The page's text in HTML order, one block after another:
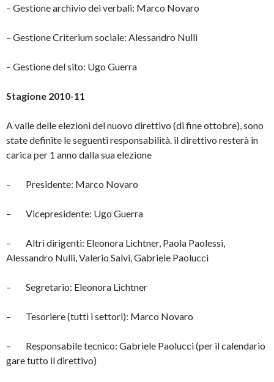
– Gestione archivio dei verbali: Marco Novaro
– Gestione Criterium sociale: Alessandro Nulli
– Gestione del sito: Ugo Guerra
Stagione 2010-11
A valle delle elezioni del nuovo direttivo (di fine ottobre), sono
state definite le seguenti responsabilità. il direttivo resterà in
carica per 1 anno dalla sua elezione
– Presidente: Marco Novaro
– Vicepresidente: Ugo Guerra
– Altri dirigenti: Eleonora Lichtner, Paola Paolessi,
Alessandro Nulli, Valerio Salvi, Gabriele Paolucci
– Segretario: Eleonora Lichtner
– Tesoriere (tutti i settori): Marco Novaro
– Responsabile tecnico: Gabriele Paolucci (per il calendario
gare tutto il direttivo)